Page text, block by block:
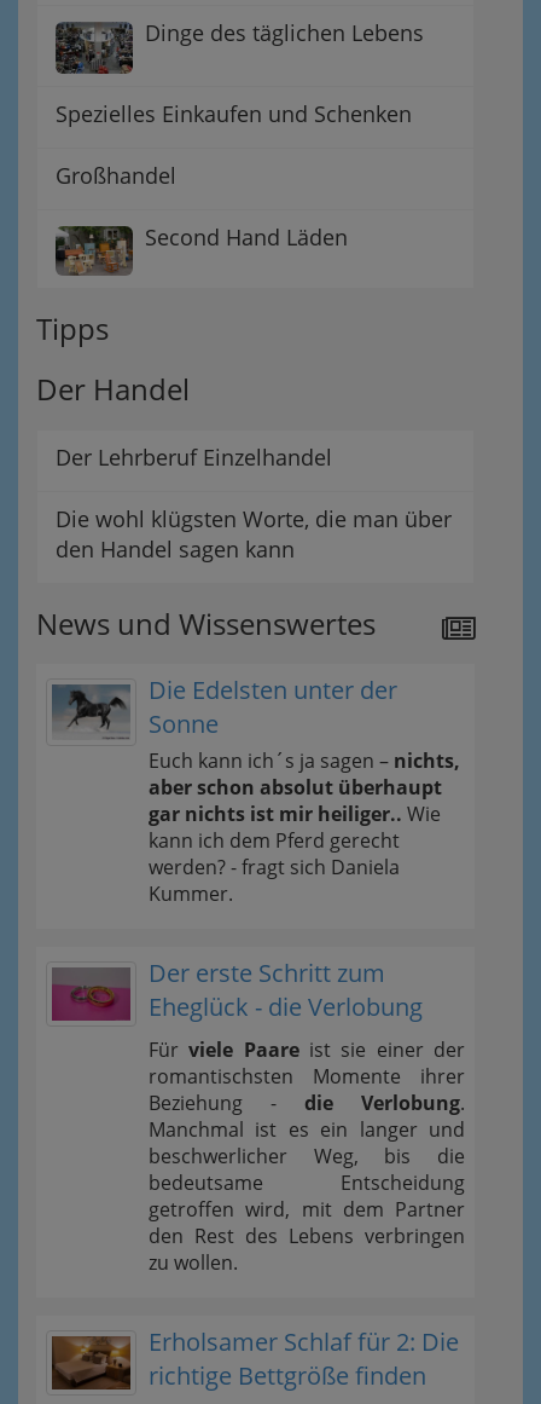
Dinge des täglichen Lebens
Spezielles Einkaufen und Schenken
Großhandel
Second Hand Läden
Tipps
Der Handel
Der Lehrberuf Einzelhandel
Die wohl klügsten Worte, die man über
den Handel sagen kann
News und Wissenswertes
Die Edelsten unter der
Sonne
Euch kann ich´s ja sagen – nichts,
aber schon absolut überhaupt
gar nichts ist mir heiliger.. Wie
kann ich dem Pferd gerecht
werden? - fragt sich Daniela
Kummer.
Der erste Schritt zum
Eheglück - die Verlobung
Fürviele Paareist sie einer der
romantischsten Momente ihrer
Beziehung - die Verlobung.
Manchmal ist es ein langer und
beschwerlicher Weg, bis die
bedeutsame Entscheidung
getroffen wird, mit dem Partner
den Rest des Lebens verbringen
zu wollen.
Erholsamer Schlaf für 2: Die
richtige Bettgröße finden